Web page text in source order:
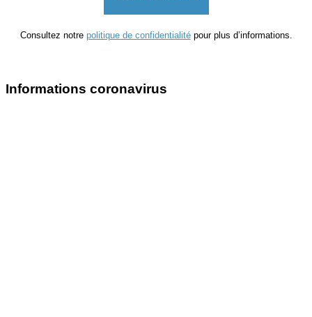
Consultez notre politique de confidentialitépour plus d’informations.
Informations coronavirus